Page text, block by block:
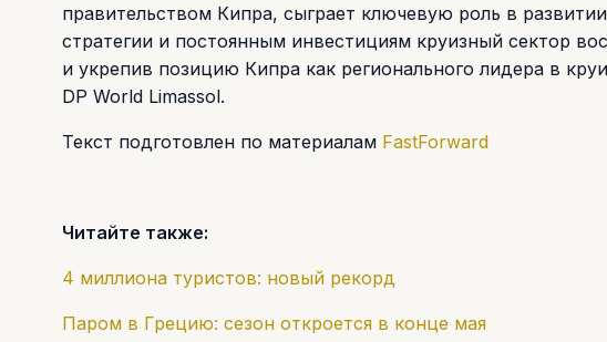
правительством Кипра, сыграет ключевую роль в
стратегии и постоянным инвестициям круизный сектор
и укрепив позицию Кипра как регионального лидера в
DP World Limassol.
Текст подготовлен по материалам FastForward
Читайте также:
4 миллиона туристов: новый рекорд
Паром в Грецию: сезон откроется в конце мая